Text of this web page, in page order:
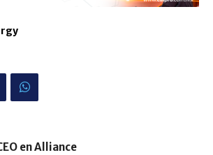
en Alliance